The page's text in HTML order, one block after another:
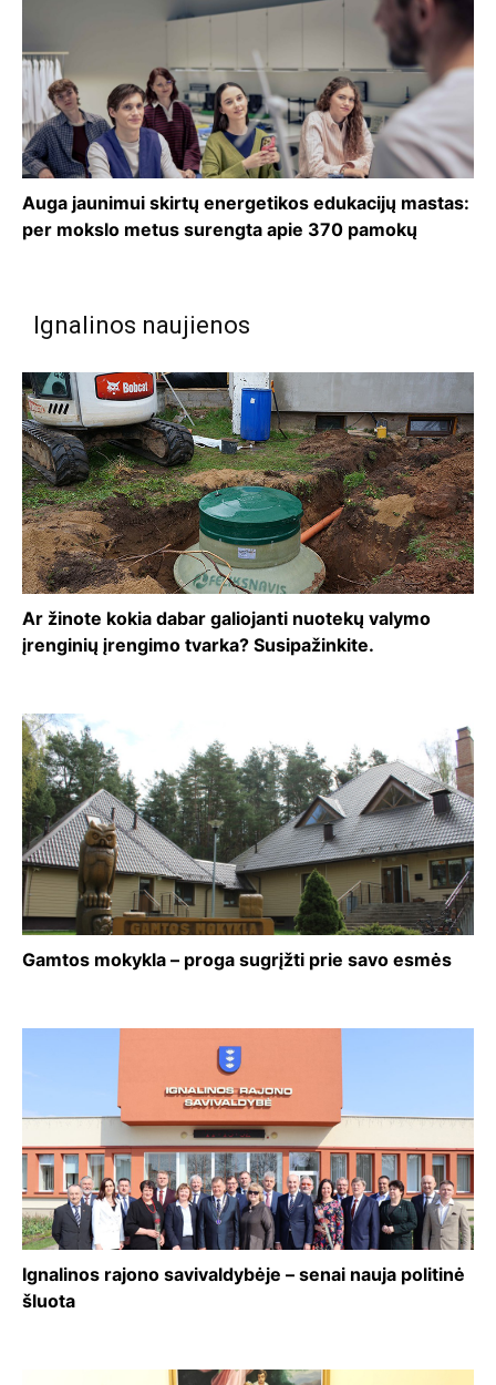
Auga jaunimui skirtų energetikos edukacijų mastas:
per mokslo metus surengta apie 370 pamokų
Ignalinos naujienos
Ar žinote kokia dabar galiojanti nuotekų valymo
įrenginių įrengimo tvarka? Susipažinkite.
Gamtos mokykla – proga sugrįžti prie savo esmės
Ignalinos rajono savivaldybėje – senai nauja politinė
šluota